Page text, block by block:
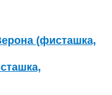
(фисташка,